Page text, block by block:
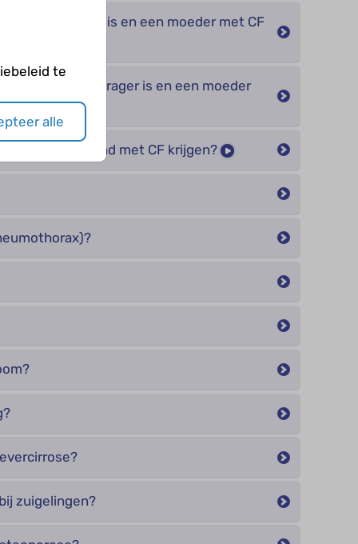
vader die drager is en een moeder met CF
vader die geen drager is en een moeder
krijgen?
dragers een kind met CF krijgen?
zuigelingen?
te
alle